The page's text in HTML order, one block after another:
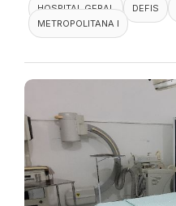
HOSPITAL GERAL
DEFIS
METROPOLITANA I